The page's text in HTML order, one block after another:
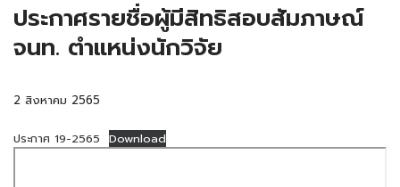
ประกาศรายชื่อผู้มีสิทธิสอบสัมภาษณ์
จนท. ตำแหน่งนักวิจัย
2 สิงหาคม 2565
ประกาศ 19-2565 Download